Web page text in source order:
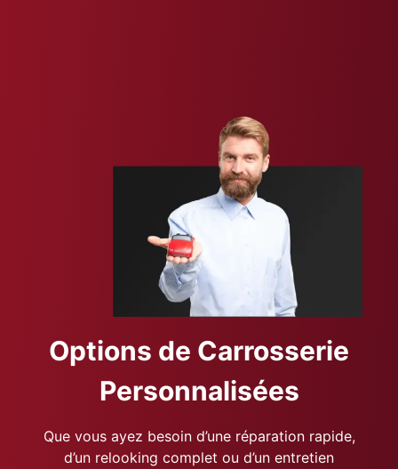
Options de Carrosserie
Personnalisées
Que vous ayez besoin d’une réparation rapide,
d’un relooking complet ou d’un entretien